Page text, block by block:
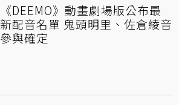
《DEEMO》動畫劇場版公布最
新配音名單 鬼頭明里、佐倉綾音
參與確定